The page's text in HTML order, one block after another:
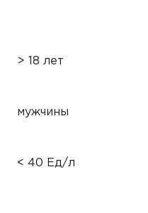
> 18 лет
мужчины
< 40 Ед/л